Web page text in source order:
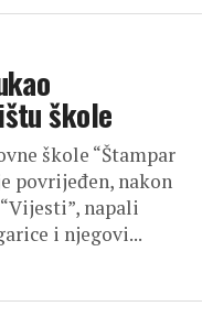
škole
škole “Štampar
povrijeđen, nakon
napali
i njegovi...